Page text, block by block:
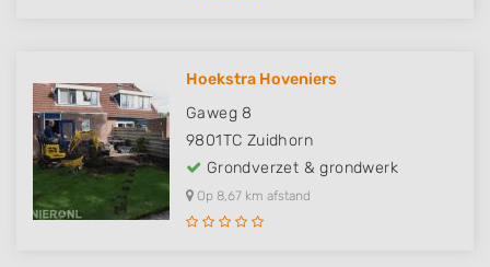
Hoekstra Hoveniers
Gaweg 8
9801TC Zuidhorn
Grondverzet & grondwerk
Op 8,67 km afstand